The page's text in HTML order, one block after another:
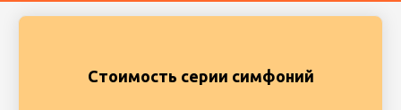
Стоимость серии симфоний